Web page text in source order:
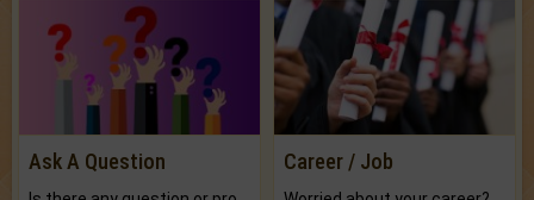
Ask A Question Career / Job